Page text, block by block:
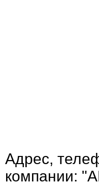
Адрес,
компании: